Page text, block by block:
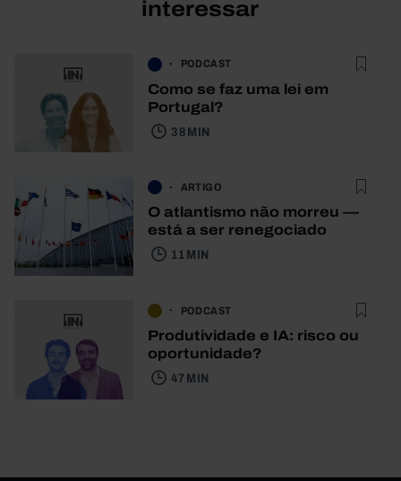
interessar
PODCAST
Como se faz uma lei em
Portugal?
38 MIN
ARTIGO
O atlantismo não morreu —
está a ser renegociado
11 MIN
PODCAST
Produtividade e IA: risco ou
oportunidade?
47 MIN